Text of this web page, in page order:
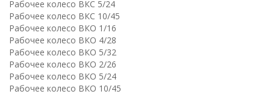
Рабочее колесо ВКC 5/24
Рабочее колесо ВКC 10/45
Рабочее колесо ВКО 1/16
Рабочее колесо ВКО 4/28
Рабочее колесо ВКО 5/32
Рабочее колесо ВКО 2/26
Рабочее колесо ВКО 5/24
Рабочее колесо ВКО 10/45